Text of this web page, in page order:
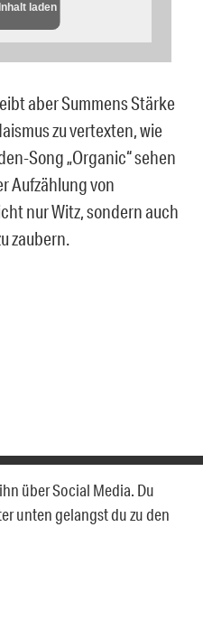
Inhalt laden
aber Summens Stärke
zu vertexten, wie
Song „Organic“ sehen
Aufzählung von
nur Witz, sondern auch
zaubern.
über Social Media. Du
unten gelangst du zu den